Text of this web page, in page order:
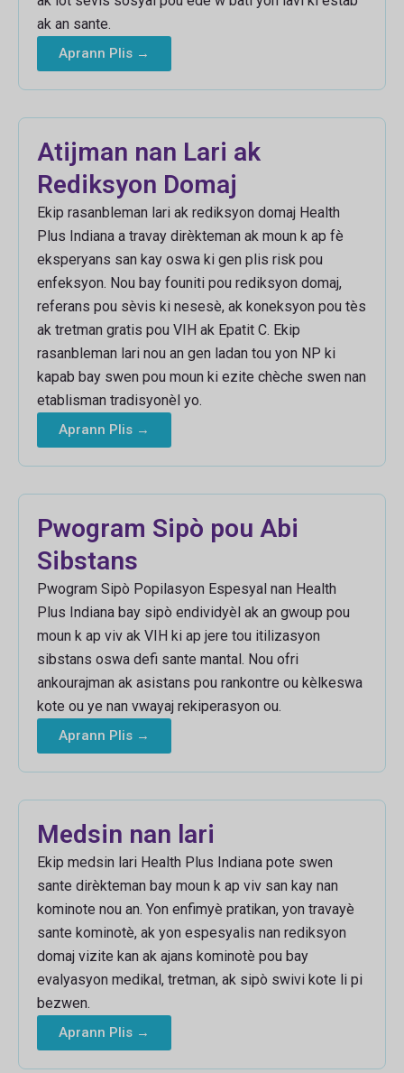
ak an sante.
Aprann Plis →
Atijman nan Lari ak
Rediksyon Domaj
Ekip rasanbleman lari ak rediksyon domaj Health
Plus Indiana a travay dirèkteman ak moun k ap fè
eksperyans san kay oswa ki gen plis risk pou
enfeksyon. Nou bay founiti pou rediksyon domaj,
referans pou sèvis ki nesesè, ak koneksyon pou tès
ak tretman gratis pou VIH ak Epatit C. Ekip
rasanbleman lari nou an gen ladan tou yon NP ki
kapab bay swen pou moun ki ezite chèche swen nan
etablisman tradisyonèl yo.
Aprann Plis →
Pwogram Sipò pou Abi
Sibstans
Pwogram Sipò Popilasyon Espesyal nan Health
Plus Indiana bay sipò endividyèl ak an gwoup pou
moun k ap viv ak VIH ki ap jere tou itilizasyon
sibstans oswa defi sante mantal. Nou ofri
ankourajman ak asistans pou rankontre ou kèlkeswa
kote ou ye nan vwayaj rekiperasyon ou.
Aprann Plis →
Medsin nan lari
Ekip medsin lari Health Plus Indiana pote swen
sante dirèkteman bay moun k ap viv san kay nan
kominote nou an. Yon enfimyè pratikan, yon travayè
sante kominotè, ak yon espesyalis nan rediksyon
domaj vizite kan ak ajans kominotè pou bay
evalyasyon medikal, tretman, ak sipò swivi kote li pi
bezwen.
Aprann Plis →